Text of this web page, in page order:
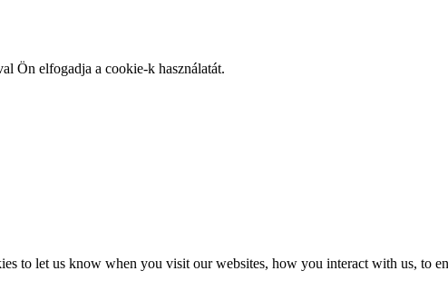
Ön elfogadja a cookie-k használatát.
to let us know when you visit our websites, how you interact with us, to